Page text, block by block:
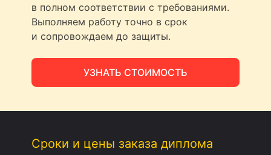
в полном соответствии с требованиями.
Выполняем работу точно в срок
и сопровождаем до защиты.
УЗНАТЬ СТОИМОСТЬ
Сроки и цены заказа диплома